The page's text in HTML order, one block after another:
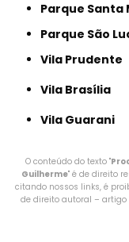
Parque
Parque São
Vila Prudente
Vila Brasília
Vila Guarani
O conteúdo do texto "
Guilherme" é de direito
citando nossos links, é
de direito autoral – artigo